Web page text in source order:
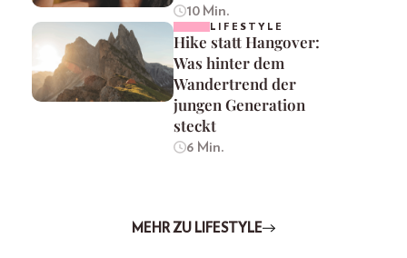
10 Min.
LIFESTYLE
Hike statt Hangover:
Was hinter dem
Wandertrend der
jungen Generation
steckt
6 Min.
MEHR ZU LIFESTYLE